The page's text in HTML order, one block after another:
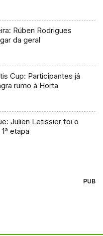
Rúben Rodrigues
da geral
Cup: Participantes já
rumo à Horta
Julien Letissier foi o
etapa
PUB